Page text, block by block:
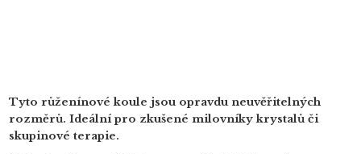
Tyto růženínové koule jsou opravdu neuvěřitelných
rozměrů. Ideální pro zkušené milovníky krystalů či
skupinové terapie.